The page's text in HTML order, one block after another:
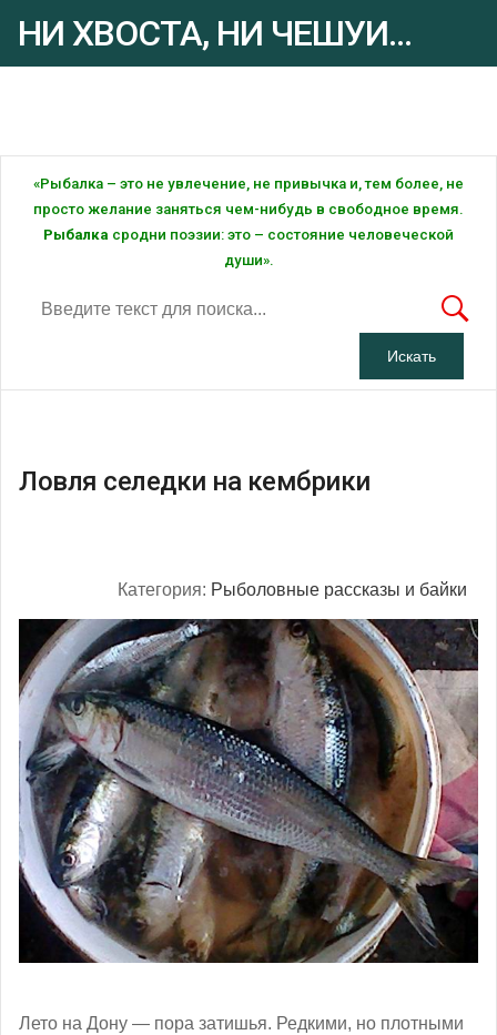
НИ ХВОСТА, НИ ЧЕШУИ...
«Рыбалка – это не увлечение, не привычка и, тем более, не
просто желание заняться чем-нибудь в свободное время.
Рыбалка сродни поэзии: это – состояние человеческой
души».
Ловля селедки на кембрики
Категория: Рыболовные рассказы и байки
Лето на Дону — пора затишья. Редкими, но плотными